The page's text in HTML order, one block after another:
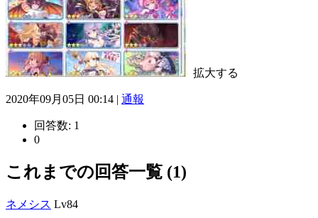
拡大する
2020年09月05日 00:14 | 通報
回答数: 1
0
これまでの回答一覧 (1)
ネメシス Lv84